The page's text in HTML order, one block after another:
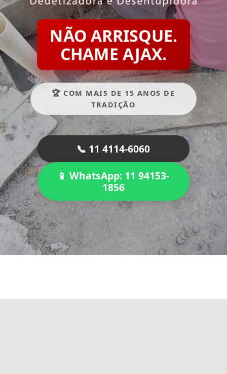
NÃO ARRISQUE.
CHAME AJAX.
🏆 COM MAIS DE 15 ANOS DE
TRADIÇÃO
📞 11 4114-6060
📱 WhatsApp: 11 94153-
1856